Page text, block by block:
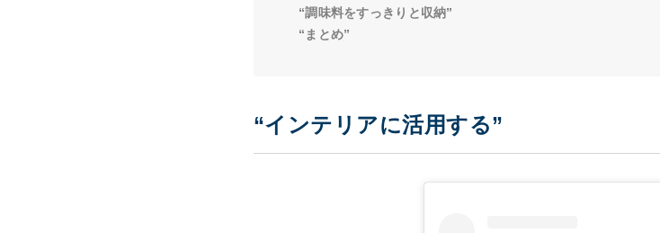
“調味料をすっきりと収納”
“まとめ”
“インテリアに活用する”